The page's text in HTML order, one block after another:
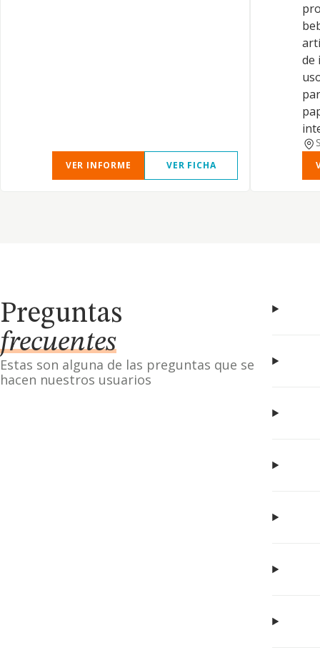
VER INFORME VER FICHA
de
Preguntas
frecuentes
Estas son alguna de las preguntas que se
hacen nuestros usuarios